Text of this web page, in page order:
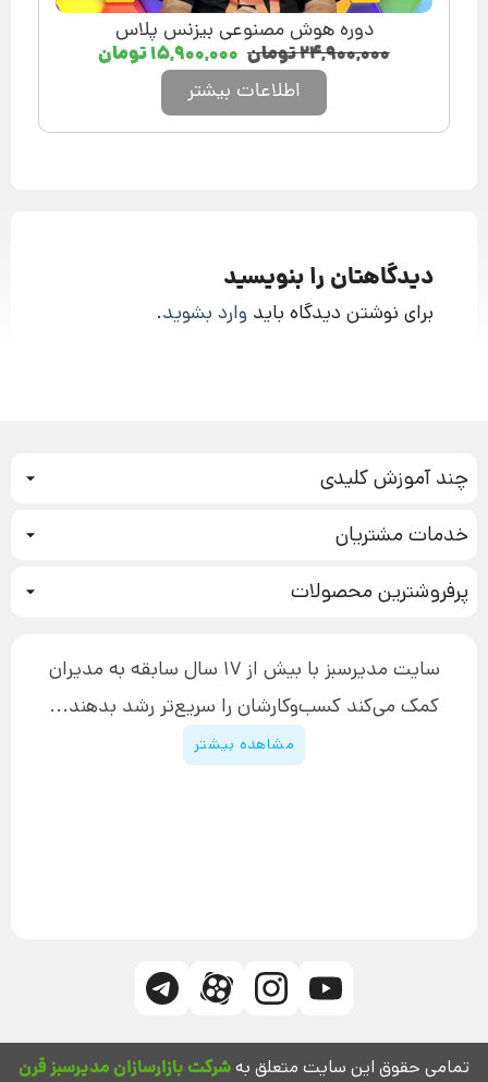
دوره هوش مصنوعی بیزنس پلاس
۲۴,۹۰۰,۰۰۰تومان ۱۵,۹۰۰,۰۰۰تومان
اطلاعات بیشتر
دیدگاهتان را بنویسید
برای نوشتن دیدگاه باید وارد بشوید.
چند آموزش کلیدی
بازاریابی عصبی
تبلیغ نویسی
افزایش عملکرد
چگونه کتاب بنویسیم
دوره اینستاگرام
خدمات مشتریان
آموزش دسترسی به دانلود فایل‌ها
پیگیری سفارش
پشتیبانی
قوانین و مقررات سایت
پرفروشترین محصولاتدوره جدید سیستم سازی
سایت مدیرسبز با بیش از 17 سال سابقه به مدیران
کمک می‌کند کسب‌و‌کارشان را سریع‌تر رشد بدهند...
مشاهده بیشتر
تمامی حقوق این سایت متعلق بهشرکت بازارسازان مدیرسبز قرن